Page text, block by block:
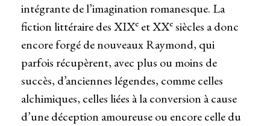
intégrante de l’imagination romanesque. La
fiction littéraire des XIXe et XXe siècles a donc
encore forgé de nouveaux Raymond, qui
parfois récupèrent, avec plus ou moins de
succès, d’anciennes légendes, comme celles
alchimiques, celles liées à la conversion à cause
d’une déception amoureuse ou encore celle du